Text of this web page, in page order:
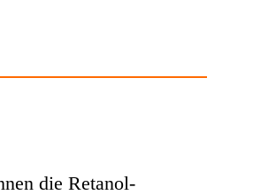
die Retanol-